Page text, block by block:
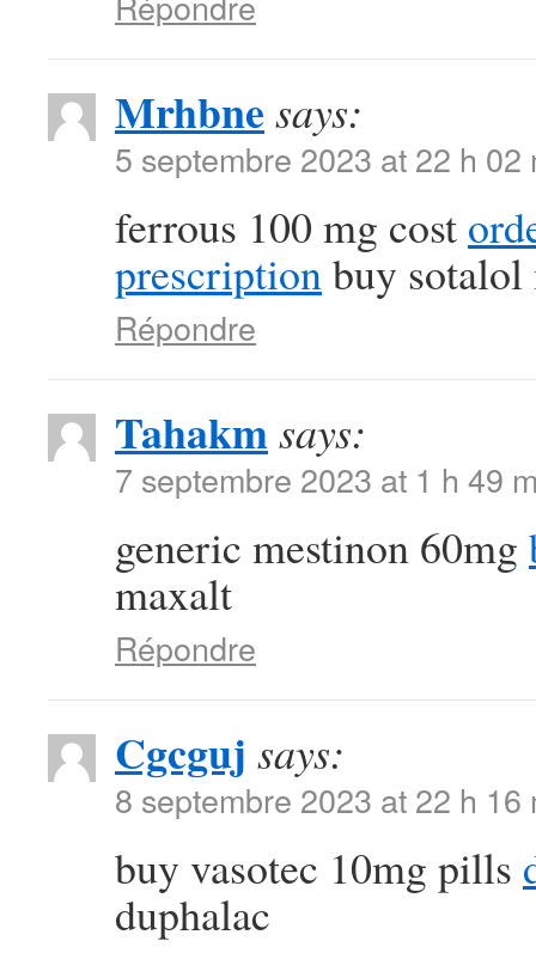
Mrhbne says:
5 septembre 2023 at 22 h 02
ferrous 100 mg cost
prescriptionbuy
Répondre
Tahakmsays:
7 septembre 2023 at 1 h 49
generic mestinon 60mg
maxalt
Répondre
Cgcguj says:
8 septembre 2023 at 22 h 16
buy vasotec 10mg pills
duphalac